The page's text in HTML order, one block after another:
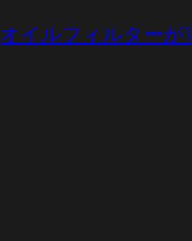
オイルフィルターが